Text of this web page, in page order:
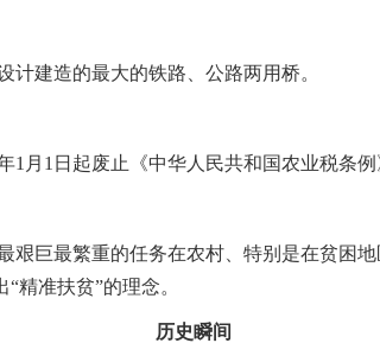
计建造的最大的铁路、公路两用桥。
1月1日起废止《中华人民共和国农业税条例
艰巨最繁重的任务在农村、特别是在贫困地
“精准扶贫”的理念。
历史瞬间